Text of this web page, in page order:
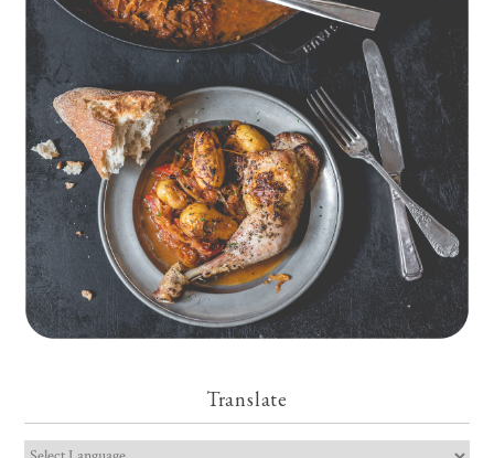
Geschmorte Hähnchenschenkel auf Paprikakraut und kleinen
Kartoffeln
Translate